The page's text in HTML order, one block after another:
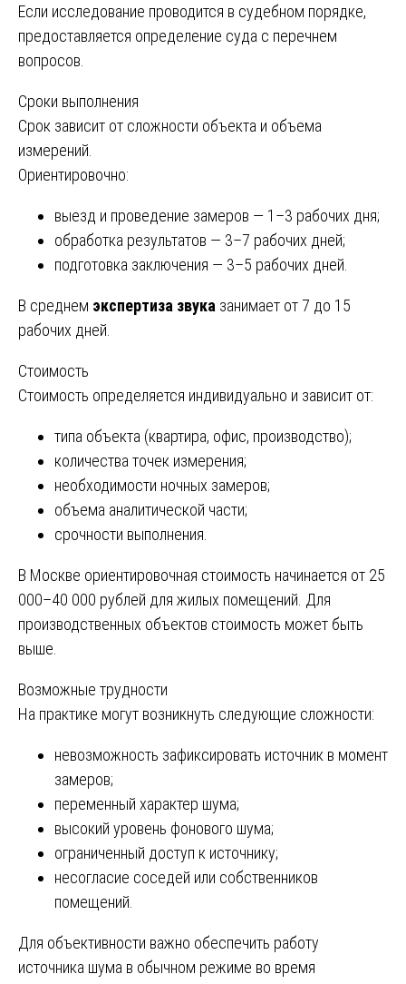
Если исследование проводится в судебном порядке,
предоставляется определение суда с перечнем
вопросов.
Сроки выполнения
Срок зависит от сложности объекта и объема
измерений.
Ориентировочно:
выезд и проведение замеров — 1–3 рабочих дня;
обработка результатов — 3–7 рабочих дней;
подготовка заключения — 3–5 рабочих дней.
В среднем экспертиза звука занимает от 7 до 15
рабочих дней.
Стоимость
Стоимость определяется индивидуально и зависит от:
типа объекта (квартира, офис, производство);
количества точек измерения;
необходимости ночных замеров;
объема аналитической части;
срочности выполнения.
В Москве ориентировочная стоимость начинается от 25
000–40 000 рублей для жилых помещений. Для
производственных объектов стоимость может быть
выше.
Возможные трудности
На практике могут возникнуть следующие сложности:
невозможность зафиксировать источник в момент
замеров;
переменный характер шума;
высокий уровень фонового шума;
ограниченный доступ к источнику;
несогласие соседей или собственников
помещений.
Для объективности важно обеспечить работу
источника шума в обычном режиме во время